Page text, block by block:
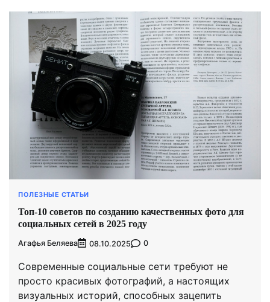
ПОЛЕЗНЫЕ СТАТЬИ
Топ-10 советов по созданию качественных фото для
социальных сетей в 2025 году
Агафья Беляева 08.10.2025 0
Современные социальные сети требуют не
просто красивых фотографий, а настоящих
визуальных историй, способных зацепить